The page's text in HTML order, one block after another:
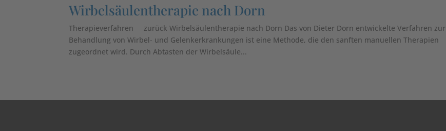
Wirbelsäulentherapie nach Dorn
Therapieverfahren zurück Wirbelsäulentherapie nach Dorn Das von Dieter Dorn entwickelte Verfahren zur
Behandlung von Wirbel- und Gelenkerkrankungen ist eine Methode, die den sanften manuellen Therapien
zugeordnet wird. Durch Abtasten der Wirbelsäule...